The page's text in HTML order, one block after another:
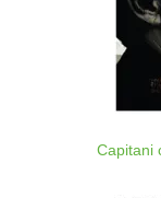
Capitani